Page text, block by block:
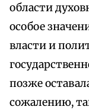
области
особое
власти и
позже
сожалению,